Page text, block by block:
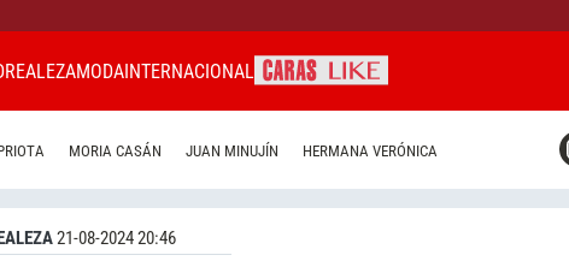
REALEZAMODAINTERNACIONAL
MORIA CASÁN JUAN MINUJÍN HERMANA VERÓNICA
21-08-2024 20:46